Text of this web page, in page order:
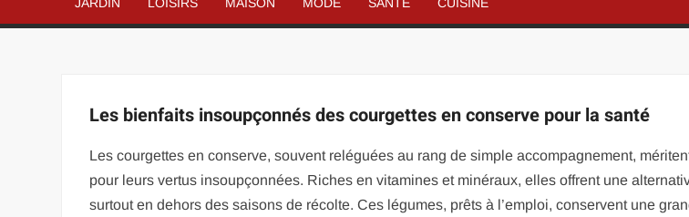
Les bienfaits insoupçonnés des courgettes en conserve pour la santé
Les courgettes en conserve, souvent reléguées au rang de simple accompagnement,
pour leurs vertus insoupçonnées. Riches en vitamines et minéraux, elles offrent une
surtout en dehors des saisons de récolte. Ces légumes, prêts à l’emploi, conservent une